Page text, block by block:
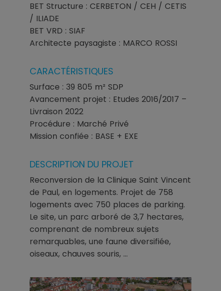
BET Structure : CERBETON / CEH / CETIS
/ ILIADE
BET VRD : SIAF
Architecte paysagiste : MARCO ROSSI
CARACTÉRISTIQUES
Surface : 39 805 m² SDP
Avancement projet : Etudes 2016/2017 –
Livraison 2022
Procédure : Marché Privé
Mission confiée : BASE + EXE
DESCRIPTION DU PROJET
Reconversion de la Clinique Saint Vincent
de Paul, en logements. Projet de 758
logements avec 750 places de parking.
Le site, un parc arboré de 3,7 hectares,
comprenant de nombreux sujets
remarquables, une faune diversifiée,
oiseaux, chauves souris, …